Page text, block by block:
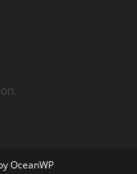
OceanWP